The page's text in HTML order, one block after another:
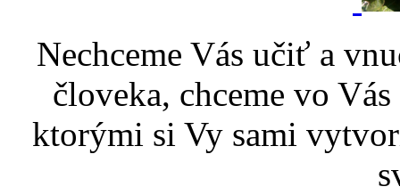
Nechceme Vás učiť a
človeka, chceme vo
ktorými si Vy sami